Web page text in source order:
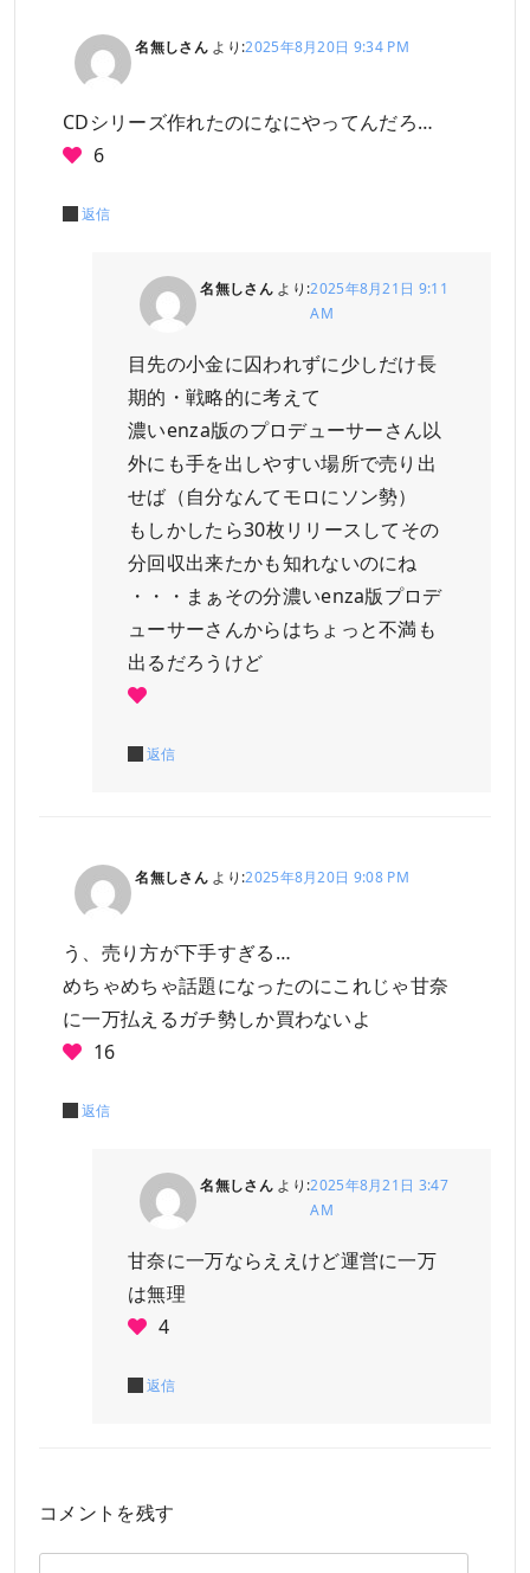
名無しさん より:2025年8月20日 9:34 PM
CDシリーズ作れたのになにやってんだろ…
6
返信
名無しさん より:2025年8月21日 9:11
AM
目先の小金に囚われずに少しだけ長
期的・戦略的に考えて
濃いenza版のプロデューサーさん以
外にも手を出しやすい場所で売り出
せば（自分なんてモロにソン勢）
もしかしたら30枚リリースしてその
分回収出来たかも知れないのにね
・・・まぁその分濃いenza版プロデ
ューサーさんからはちょっと不満も
出るだろうけど
返信
名無しさん より:2025年8月20日 9:08 PM
う、売り方が下手すぎる…
めちゃめちゃ話題になったのにこれじゃ甘奈
に一万払えるガチ勢しか買わないよ
16
返信
名無しさん より:2025年8月21日 3:47
AM
甘奈に一万ならええけど運営に一万
は無理
4
返信
コメントを残す